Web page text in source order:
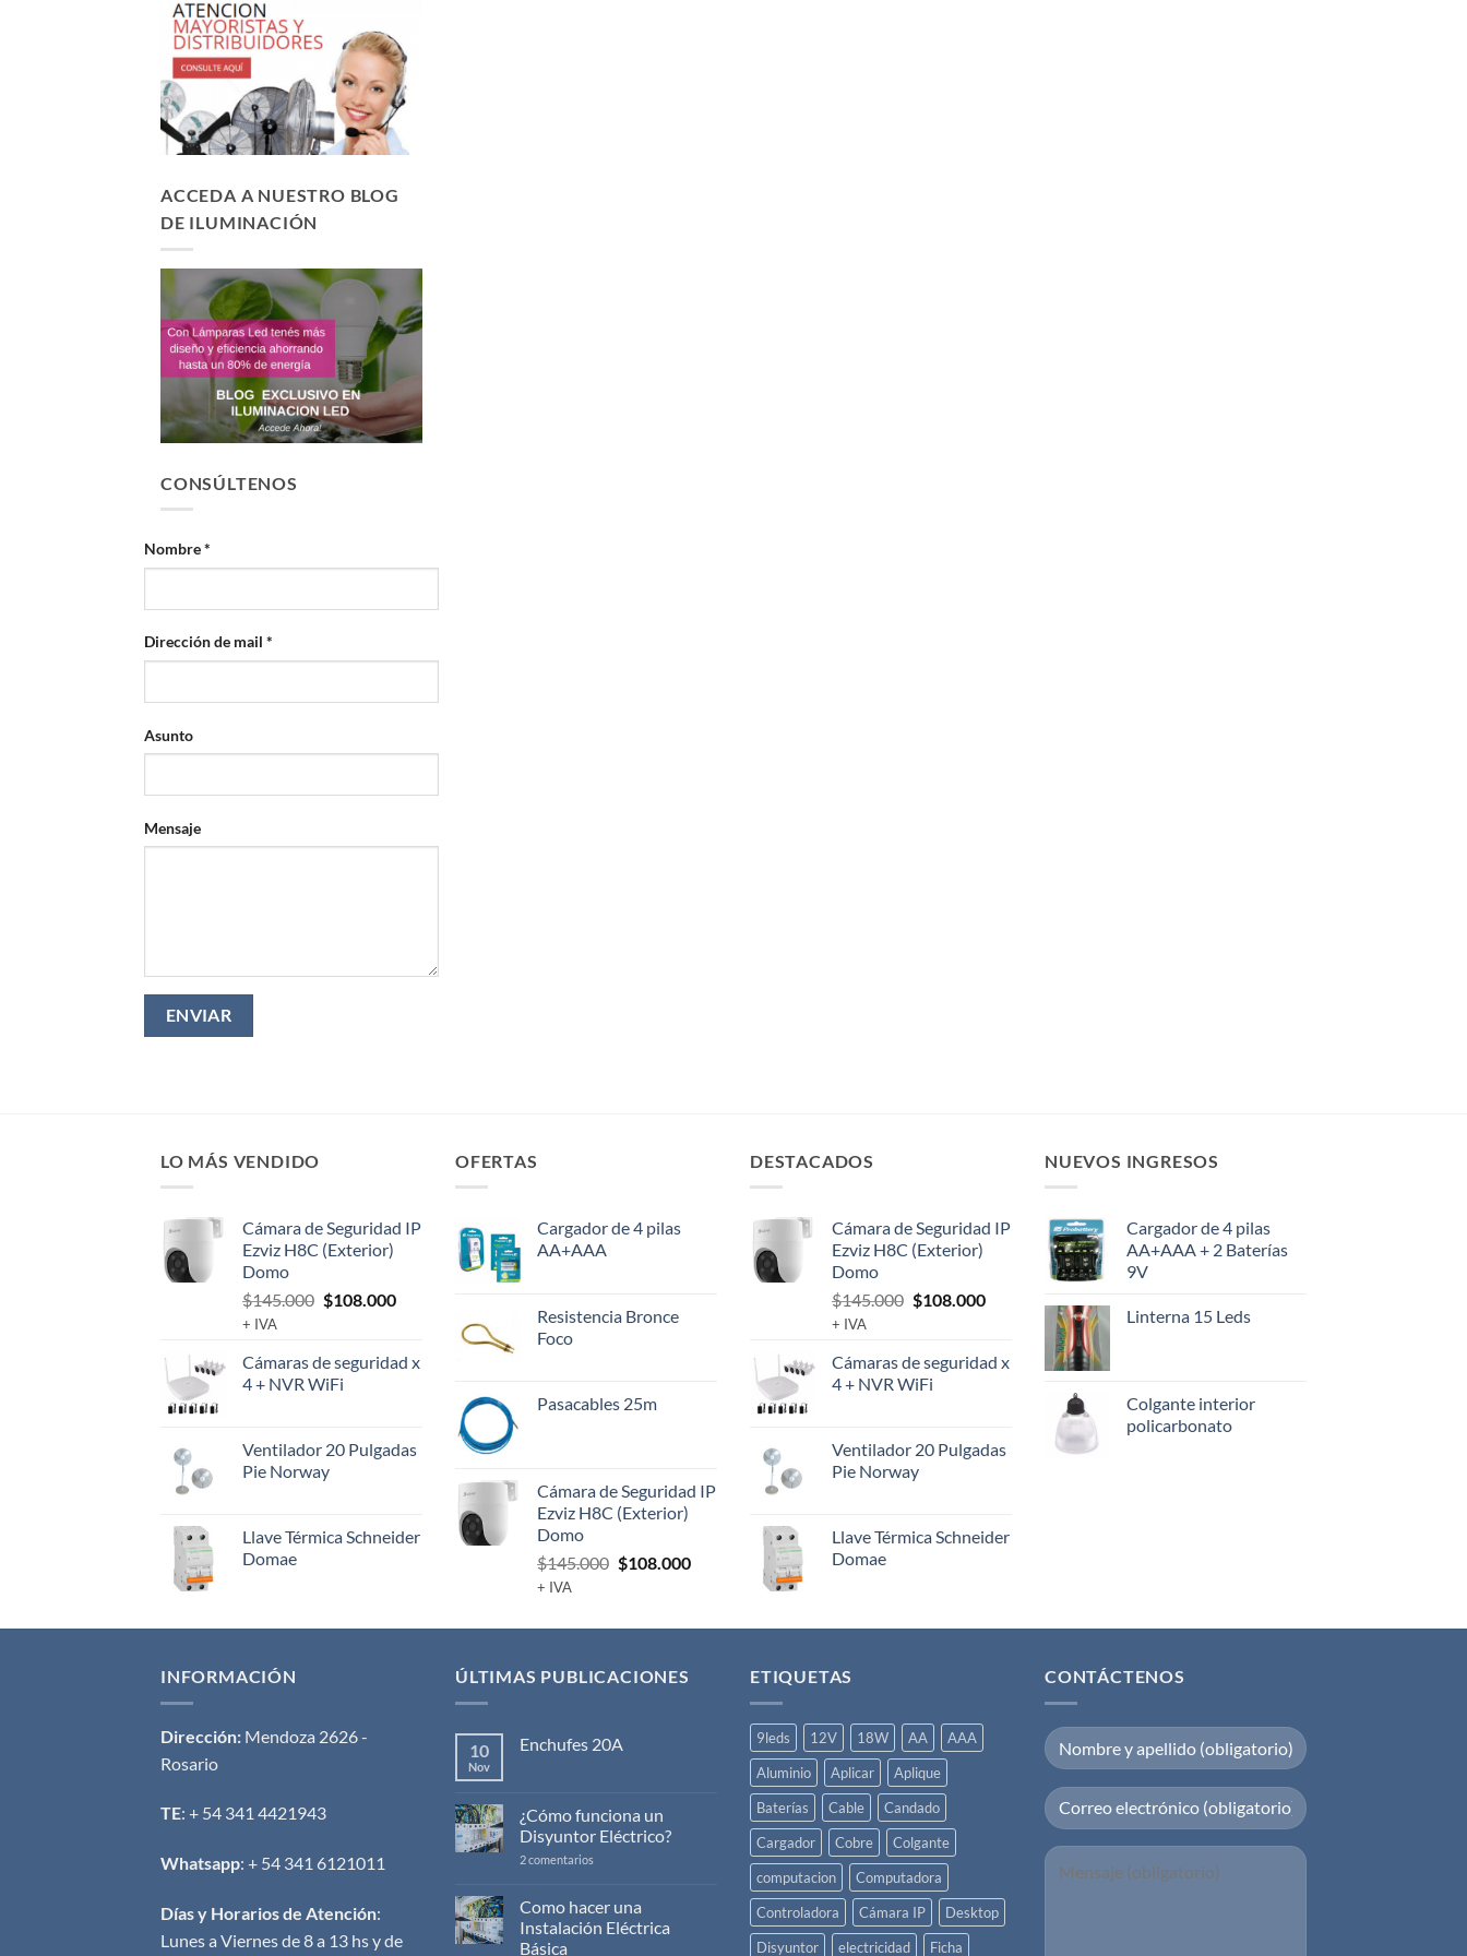
ACCEDA A NUESTRO BLOG
DE ILUMINACIÓN
CONSÚLTENOS
Nombre *
Dirección de mail *
Asunto
Mensaje
LO MÁS VENDIDO
Cámara de Seguridad IP
Ezviz H8C (Exterior)
Domo
$145.000 El
era:
$145.000.
$108.000El
es:
+ IVA
Cámaras de seguridad x
4 + NVR WiFi
Ventilador 20 Pulgadas
Pie Norway
Llave Térmica Schneider
Domae
OFERTAS
Cargador de 4 pilas
AA+AAA
Resistencia Bronce
Foco
Pasacables 25m
Cámara de Seguridad IP
Ezviz H8C (Exterior)
Domo
$145.000 El
era:
$108.000El
es:
+ IVA
DESTACADOS
Cámara de Seguridad IP
Ezviz H8C (Exterior)
Domo
$145.000 El
era:
$145.000.
$108.000El
es:
+ IVA
Cámaras de seguridad x
4 + NVR WiFi
Ventilador 20 Pulgadas
Pie Norway
Llave Térmica Schneider
Domae
NUEVOS INGRESOS
Cargador de 4 pilas
AA+AAA + 2 Baterías
9V
Linterna 15 Leds
Colgante interior
policarbonato
INFORMACIÓN
Dirección: Mendoza 2626 -
Rosario
TE: + 54 341 4421943
Whatsapp: + 54 341 6121011
Días y Horarios de Atención:
Lunes a Viernes de 8 a 13 hs y de
ÚLTIMAS PUBLICACIONES
10
Nov
Enchufes 20A
en
Enchufes
20A
¿Cómo funciona un
Disyuntor Eléctrico?
2 comentarios
Disyuntor
Eléctrico?
Como hacer una
Instalación Eléctrica
Básica
ETIQUETAS
9leds 12V 18W AA
AAA
Aluminio
Aplicar
Aplique
Baterías
Cable
Candado
Cargador
Cobre
Colgante
computacion
Computadora
Controladora
Cámara IP
Desktop
Disyuntor
electricidad Ficha
CONTÁCTENOS